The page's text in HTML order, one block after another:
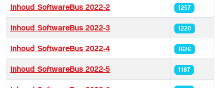
Inhoud SoftwareBus 2022-2 1257
Inhoud SoftwareBus 2022-3 1220
Inhoud SoftwareBus 2022-4 1626
Inhoud SoftwareBus 2022-5 1187